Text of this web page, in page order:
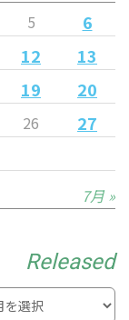
5 6
12
13
19
20
26 27
7月 »
Released